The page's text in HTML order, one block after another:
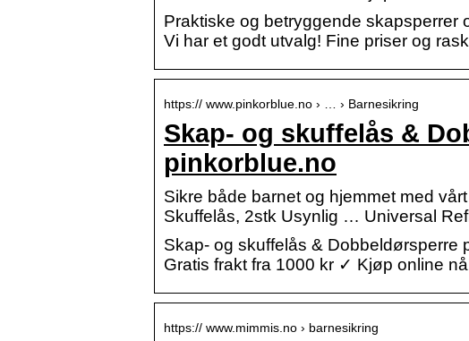
Praktiske og betryggende skapsperrer
Vi har et godt utvalg! Fine priser og
https:// www.pinkorblue.no › … › Barnesikring
Skap- og skuffelås &
pinkorblue.no
Sikre både barnet og hjemmet med
Skuffelås, 2stk Usynlig … Universal
Skap- og skuffelås & Dobbeldørsperre
Gratis frakt fra 1000 kr ✓ Kjøp online
https:// www.mimmis.no › barnesikring